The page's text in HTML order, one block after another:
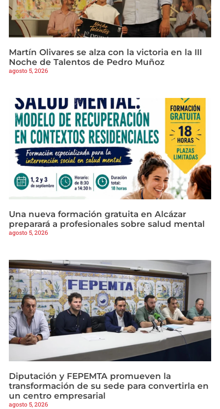
Martín Olivares se alza con la victoria en la III
Noche de Talentos de Pedro Muñoz
agosto 5, 2026
Una nueva formación gratuita en Alcázar
preparará a profesionales sobre salud mental
agosto 5, 2026
Diputación y FEPEMTA promueven la
transformación de su sede para convertirla en
un centro empresarial
agosto 5, 2026